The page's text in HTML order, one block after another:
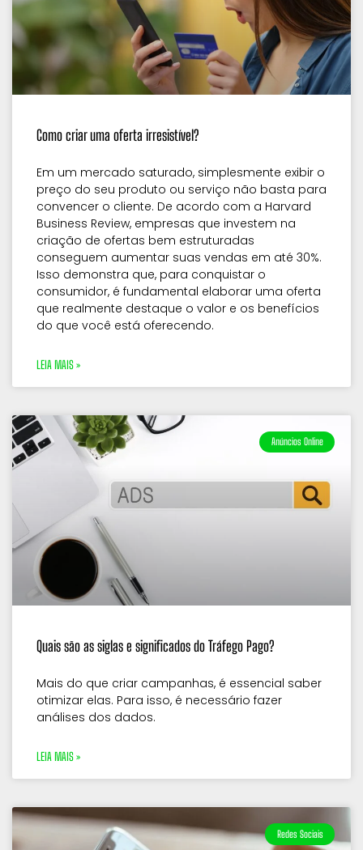
Como criar uma oferta irresistível?
Em um mercado saturado, simplesmente exibir o
preço do seu produto ou serviço não basta para
convencer o cliente. De acordo com a Harvard
Business Review, empresas que investem na
criação de ofertas bem estruturadas
conseguem aumentar suas vendas em até 30%.
Isso demonstra que, para conquistar o
consumidor, é fundamental elaborar uma oferta
que realmente destaque o valor e os benefícios
do que você está oferecendo.
LEIA MAIS »
Anúncios Online
Quais são as siglas e significados do Tráfego Pago?
Mais do que criar campanhas, é essencial saber
otimizar elas. Para isso, é necessário fazer
análises dos dados.
LEIA MAIS »
Redes Sociais